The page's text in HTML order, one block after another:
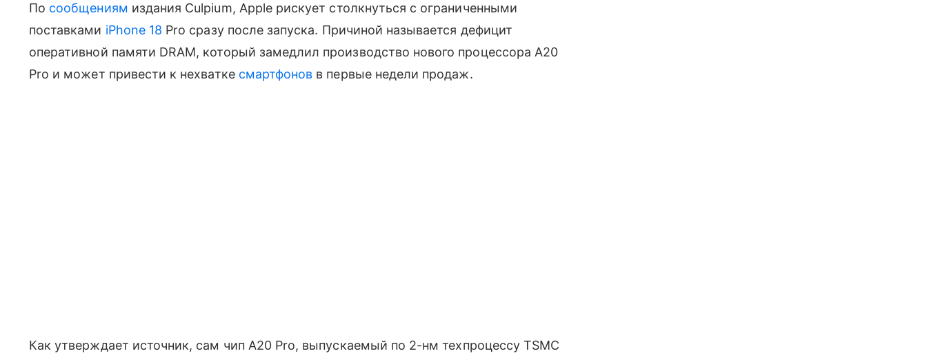
По сообщениям издания Culpium, Apple рискует столкнуться с ограниченными
поставками iPhone 18 Pro сразу после запуска. Причиной называется дефицит
оперативной памяти DRAM, который замедлил производство нового процессора A20
Pro и может привести к нехватке смартфонов в первые недели продаж.
Как утверждает источник, сам чип A20 Pro, выпускаемый по 2-нм техпроцессу TSMC